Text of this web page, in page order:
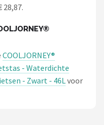
28,87.
COOLJORNEY®
- Waterdichte
- Zwart - 46Lvoor